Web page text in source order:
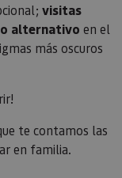
visitas
alternativo en el
más oscuros
te contamos las
en familia.